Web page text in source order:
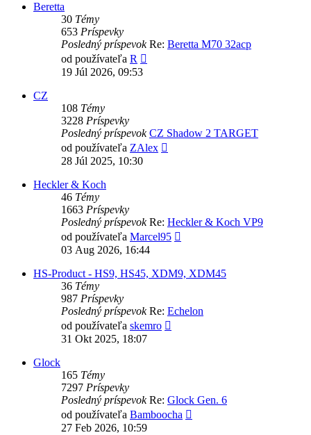
Beretta
30 Témy
653 Príspevky
Posledný príspevokRe: Beretta M70 32acp
od používateľa R
19 Júl 2026, 09:53
CZ
108 Témy
3228 Príspevky
Posledný príspevok CZ Shadow 2 TARGET
od používateľa ZAlex
28 Júl 2025, 10:30
Heckler & Koch
46 Témy
1663 Príspevky
Posledný príspevokRe: Heckler & Koch VP9
od používateľa Marcel95
03 Aug 2026, 16:44
HS-Product - HS9, HS45, XDM9, XDM45
36 Témy
987 Príspevky
Posledný príspevokRe: Echelon
od používateľa skemro
31 Okt 2025, 18:07
Glock
165 Témy
7297 Príspevky
Posledný príspevokRe: Glock Gen. 6
od používateľa Bamboocha
27 Feb 2026, 10:59